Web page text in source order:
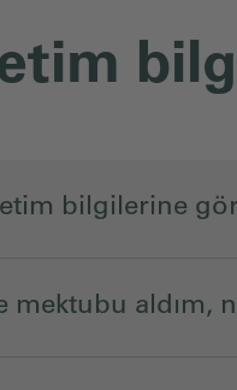
bilgilerine
aldım,